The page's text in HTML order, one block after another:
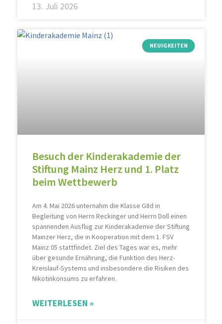
13. Juli 2026
NEUIGKEITEN
Besuch der Kinderakademie der
Stiftung Mainz Herz und 1. Platz
beim Wettbewerb
Am 4. Mai 2026 unternahm die Klasse G8d in
Begleitung von Herrn Reckinger und Herrn Doll einen
spannenden Ausflug zur Kinderakademie der Stiftung
Mainzer Herz, die in Kooperation mit dem 1. FSV
Mainz 05 stattfindet. Ziel des Tages war es, mehr
über gesunde Ernährung, die Funktion des Herz-
Kreislauf-Systems und insbesondere die Risiken des
Nikotinkonsums zu erfahren.
WEITERLESEN »